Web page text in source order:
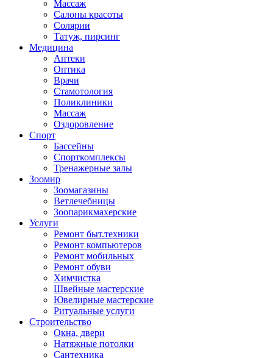
Массаж
Салоны красоты
Солярии
Татуж, пирсинг
Медицина
Аптеки
Оптика
Врачи
Стамотология
Поликлиники
Массаж
Оздоровление
Спорт
Бассейны
Спорткомплексы
Тренажерные залы
Зоомир
Зоомагазины
Ветлечебницы
Зоопарикмахерские
Услуги
Ремонт быт.техники
Ремонт компьютеров
Ремонт мобильных
Ремонт обуви
Химчистка
Швейные мастерские
Ювелирные мастерские
Ритуальные услуги
Строительство
Окна, двери
Натяжные потолки
Сантехника